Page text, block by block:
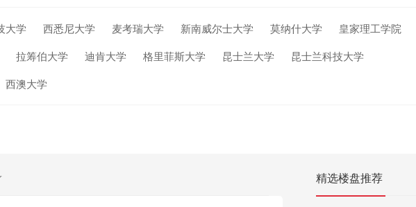
大学 西悉尼大学 麦考瑞大学 新南威尔士大学 莫纳什大学
皇家理工学院
拉筹伯大学 迪肯大学 格里菲斯大学 昆士兰大学
昆士兰科技大学
西澳大学
精选楼盘推荐